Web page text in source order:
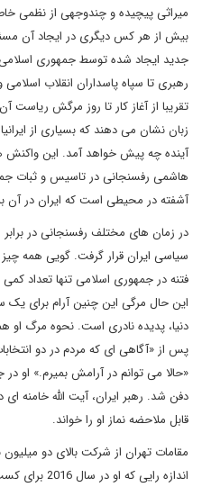
میراثی پیچیده و چندوجهی از نظمی
بیش از هر کس دیگری در ایجاد آن
رهبری تا سپاه پاسداران انقلاب
تقریبا از آغاز کار تا روز مرگش
زبان نشان می دهند که بسیاری از
آینده چه پیش خواهد آمد. این واکنش
هاشمی رفسنجانی در تاسیس و ثبات
آشفته در محیطی است که ایران در آن
در زمان های مختلف رفسنجانی در
سیاسی ایران قرار گرفت. گویی همه چیز
فتنه در جمهوری اسلامی تنها تعداد
این حال مرگی این چنین آرام برای یک
دنیا، پدیده نادری است. نحوه مرگ او
پس از «آگاهی ای که مردم در دو
«حالا می توانم در آرامش بمیرم.» او در
دفن شد. رهبر ایران، آیت الله خامنه
قابل ملاحضه نماز او را خواند.
مقامات تهران از شرکت بالای دو
اندازه رایی